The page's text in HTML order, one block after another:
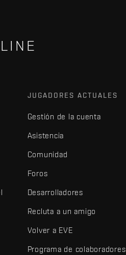
JUGADORES ACTUALES
Gestión de la cuenta
Asistencia
Comunidad
Foros
Desarrolladores
Recluta a un amigo
Volver a EVE
Programa de colaboradores